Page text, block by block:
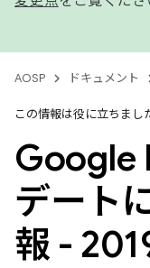
AOSP ドキュメント
この情報は役に立ちまし
Google
デート
報 -